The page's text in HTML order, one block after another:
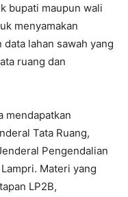
bupati maupun wali
menyamakan
lahan sawah yang
ruang dan
mendapatkan
Tata Ruang,
Pengendalian
Materi yang
LP2B,